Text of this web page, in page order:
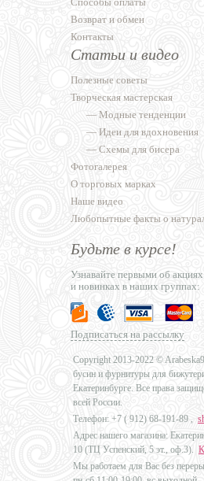
Возврат и обмен
Контакты
Статьи и видео
Полезные советы
Творческая мастерская
— Модные тенденции
— Идеи для вдохновения
— Схемы для бисера
Фотогалерея
О торговых марках
Наше видео
Любопытные факты о
Будьте в курсе!
Узнавайте первыми об акциях
и новинках в наших группах:
Подписаться на рассылку
Copyright 2013-2022 ©
бусин и фурнитуры для
Екатеринбурге. Все права
всей России.
Телефон: +7 ( 912) 68-191-89 ,
Адрес нашего магазина:
10 (ТЦ Успенский, 5 эт., оф.3).
Мы работаем для Вас без